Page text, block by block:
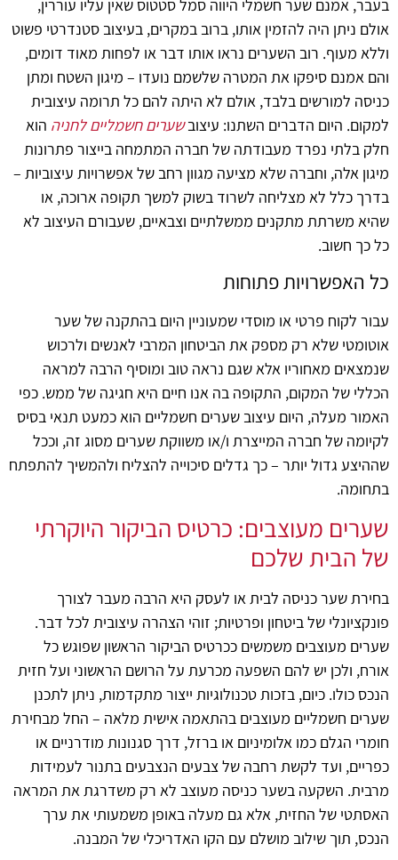
בעבר, אמנם שער חשמלי היווה סמל סטטוס שאין עליו עוררין,
אולם ניתן היה להזמין אותו, ברוב במקרים, בעיצוב סטנדרטי פשוט
וללא מעוף. רוב השערים נראו אותו דבר או לפחות מאוד דומים,
והם אמנם סיפקו את המטרה שלשמם נועדו – מיגון השטח ומתן
כניסה למורשים בלבד, אולם לא היתה להם כל תרומה עיצובית
למקום. היום הדברים השתנו: עיצובשערים חשמליים לחניה הוא
חלק בלתי נפרד מעבודתה של חברה המתמחה בייצור פתרונות
מיגון אלה, וחברה שלא מציעה מגוון רחב של אפשרויות עיצוביות –
בדרך כלל לא מצליחה לשרוד בשוק למשך תקופה ארוכה, או
שהיא משרתת מתקנים ממשלתיים וצבאיים, שעבורם העיצוב לא
כל כך חשוב.
כל האפשרויות פתוחות
עבור לקוח פרטי או מוסדי שמעוניין היום בהתקנה של שער
אוטומטי שלא רק מספק את הביטחון המרבי לאנשים ולרכוש
שנמצאים מאחוריו אלא שגם נראה טוב ומוסיף הרבה למראה
הכללי של המקום, התקופה בה אנו חיים היא חגיגה של ממש. כפי
האמור מעלה, היום עיצוב שערים חשמליים הוא כמעט תנאי בסיס
לקיומה של חברה המייצרת ו/או משווקת שערים מסוג זה, וככל
שההיצע גדול יותר – כך גדלים סיכוייה להצליח ולהמשיך להתפתח
בתחומה.
שערים מעוצבים: כרטיס הביקור היוקרתי
של הבית שלכם
בחירת שער כניסה לבית או לעסק היא הרבה מעבר לצורך
פונקציונלי של ביטחון ופרטיות; זוהי הצהרה עיצובית לכל דבר.
שערים מעוצבים משמשים ככרטיס הביקור הראשון שפוגש כל
אורח, ולכן יש להם השפעה מכרעת על הרושם הראשוני ועל חזית
הנכס כולו. כיום, בזכות טכנולוגיות ייצור מתקדמות, ניתן לתכנן
שערים חשמליים מעוצבים בהתאמה אישית מלאה – החל מבחירת
חומרי הגלם כמו אלומיניום או ברזל, דרך סגנונות מודרניים או
כפריים, ועד לקשת רחבה של צבעים הנצבעים בתנור לעמידות
מרבית. השקעה בשער כניסה מעוצב לא רק משדרגת את המראה
האסתטי של החזית, אלא גם מעלה באופן משמעותי את ערך
הנכס, תוך שילוב מושלם עם הקו האדריכלי של המבנה.